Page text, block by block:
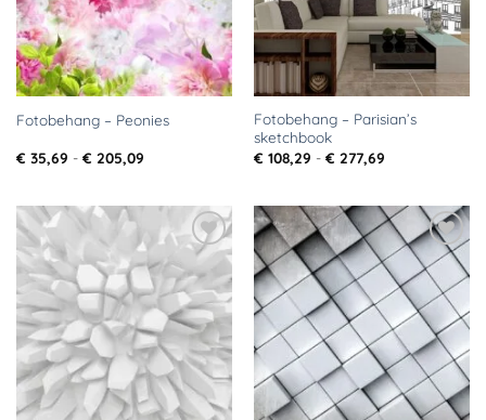
Fotobehang – Peonies
€ 35,69 - € 205,09Prijsklasse:
Fotobehang – Parisian’s
sketchbook
€ 108,29 - € 277,69Prijsklasse:
Toevoegen
aan
verlanglijst
Toevoegen
aan
verlanglijst